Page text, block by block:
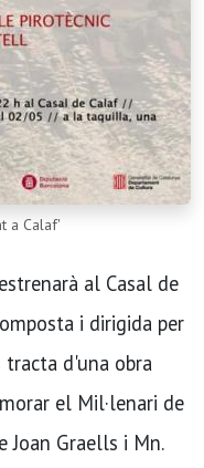
a Calaf'
al Casal de
i dirigida per
tracta d'una obra
el Mil·lenari de
Graells i Mn.